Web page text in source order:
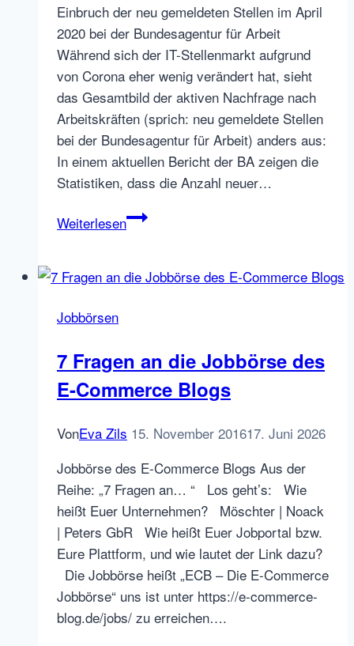
Einbruch der neu gemeldeten Stellen im April
2020 bei der Bundesagentur für Arbeit
Während sich der IT-Stellenmarkt aufgrund
von Corona eher wenig verändert hat, sieht
das Gesamtbild der aktiven Nachfrage nach
Arbeitskräften (sprich: neu gemeldete Stellen
bei der Bundesagentur für Arbeit) anders aus:
In einem aktuellen Bericht der BA zeigen die
Statistiken, dass die Anzahl neuer…
WeiterlesenJobbörsen
vor
Corona
Lockdown:
Auswertung,
Jobbörsen
7 Fragen an die Jobbörse des
E-Commerce Blogs
VonEva Zils 15. November 201617. Juni 2026
Jobbörse des E-Commerce Blogs Aus der
Reihe: „7 Fragen an… “ Los geht’s: Wie
heißt Euer Unternehmen? Möschter | Noack
| Peters GbR Wie heißt Euer Jobportal bzw.
Eure Plattform, und wie lautet der Link dazu?
Die Jobbörse heißt „ECB – Die E-Commerce
Jobbörse“ uns ist unter https://e-commerce-
blog.de/jobs/ zu erreichen….